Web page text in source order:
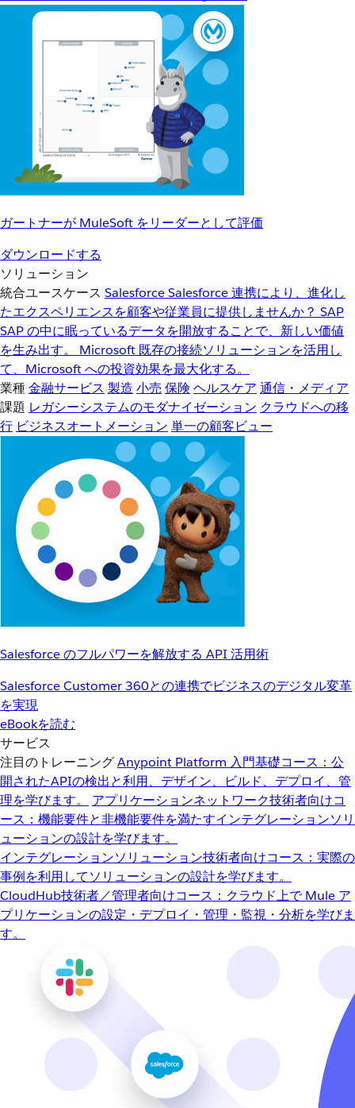
ガートナーが MuleSoft をリーダーとして評価
ダウンロードする
ソリューション
統合ユースケース SalesforceSalesforce 連携により、進化し
たエクスペリエンスを顧客や従業員に提供しませんか？ SAP
SAP の中に眠っているデータを開放することで、新しい価値
を生み出す。
Microsoft 既存の接続ソリューションを活用し
て、Microsoft への投資効果を最大化する。
業種金融サービス 製造 小売 保険 ヘルスケア 通信・メディア
課題 レガシーシステムのモダナイゼーション クラウドへの移
行 ビジネスオートメーション 単一の顧客ビュー
Salesforce のフルパワーを解放する API 活用術
Salesforce Customer 360との連携でビジネスのデジタル変革
を実現
eBookを読む
サービス
注目のトレーニングAnypoint Platform 入門基礎コース：公
開されたAPIの検出と利用、デザイン、ビルド、デプロイ、管
理を学びます。
アプリケーションネットワーク技術者向けコ
ース：機能要件と非機能要件を満たすインテグレーションソリ
ューションの設計を学びます。
インテグレーションソリューション技術者向けコース：実際の
事例を利用してソリューションの設計を学びます。
CloudHub技術者／管理者向けコース：クラウド上で Mule ア
プリケーションの設定・デプロイ・管理・監視・分析を学びま
す。